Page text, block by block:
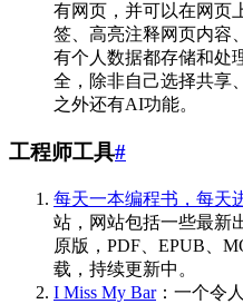
有网页，并可以在网页
签、高亮注释网页内容
有个人数据都存储和处
全，除非自己选择共享
之外还有AI功能。
工程师工具#
每天一本编程书，每天
站，网站包括一些最新
原版，PDF、EPUB、
载，持续更新中。
I Miss My Bar：一个令